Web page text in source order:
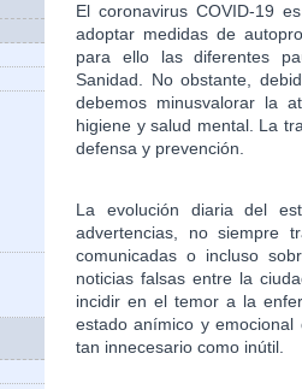
El coronavirus COVID-19
adoptar medidas de
para ello las diferentes
Sanidad. No obstante,
debemos minusvalorar la
higiene y salud mental. La
defensa y prevención.
La evolución diaria del
advertencias, no siempre
comunicadas o incluso
noticias falsas entre la
incidir en el temor a la
estado anímico y
tan innecesario como inútil.